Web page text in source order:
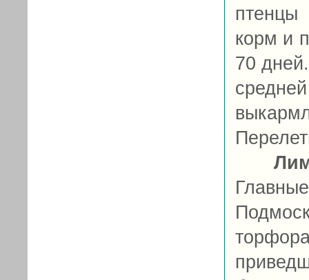
птенцы
корм и
70